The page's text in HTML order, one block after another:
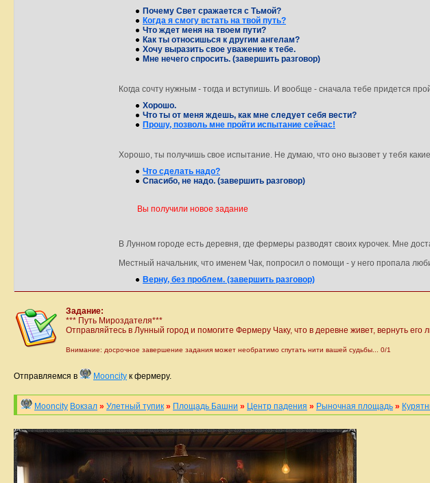
Почему Свет сражается с Тьмой?
Когда я смогу встать на твой путь?
Что ждет меня на твоем пути?
Как ты относишься к другим ангелам?
Хочу выразить свое уважение к тебе.
Мне нечего спросить. (завершить разговор)
Когда сочту нужным - тогда и вступишь. И вообще - сначала тебе придется
Хорошо.
Что ты от меня ждешь, как мне следует себя вести?
Прошу, позволь мне пройти испытание сейчас!
Хорошо, ты получишь свое испытание. Не думаю, что оно вызовет у тебя
Что сделать надо?
Спасибо, не надо. (завершить разговор)
Вы получили новое задание
В Лунном городе есть деревня, где фермеры разводят своих курочек. Мне
Местный начальник, что именем Чак, попросил о помощи - у него пропала
Верну, без проблем. (завершить разговор)
Задание:
*** Путь Мироздателя***
Отправляйтесь в Лунный город и помогите Фермеру Чаку, что в деревне живет, вернуть его
Внимание: досрочное завершение задания может необратимо спутать нити вашей судьбы... 0/1
Отправляемся в Mooncity к фермеру.
Mooncity Вокзал » Улетный тупик » Площадь Башни » Центр падения » Рыночная площадь »